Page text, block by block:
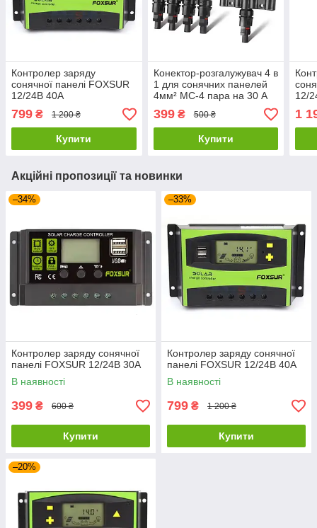
Контролер заряду
сонячної панелі FOXSUR
12/24В 40А
799 ₴ 1 200 ₴
Купити
Конектор-розгалужувач 4 в
1 для сонячних панелей
4мм² MC-4 пара на 30 А
399₴ 500 ₴
Купити
12/
1
Акційні пропозиції та новинки
–34%
Контролер заряду сонячної
панелі FOXSUR 12/24В 30А
В наявності
399 ₴ 600 ₴
Купити
–33%
Контролер заряду сонячної
панелі FOXSUR 12/24В 40А
В наявності
799 ₴ 1 200 ₴
Купити
–20%